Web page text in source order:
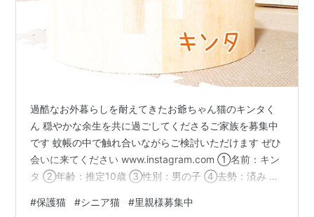
過酷なお外暮らしを耐えてきたお爺ちゃん猫のキンタく
ん 穏やかな余生を共に過ごしてくださるご家族を募集中
です 蚊帳の中で触れ合いながらご検討いただけます ぜひ
会いに来てください www.instagram.com ①名前：キン
タ ②年齢：推定10歳 ③性別：男の子 ④去勢：済み ⑤
⑦ワクチン接種： 2024/3/30済 ⑧保護の経緯： 10年ほ
#保護猫 #シニア猫 #里親様募集中